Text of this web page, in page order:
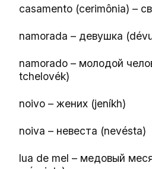
casamento (cerimônia) –
namorada – девушка
namorado – молодой
tchelovék)
noivo – жених (jeníkh)
noiva – невеста (nevésta)
lua de mel – медовый